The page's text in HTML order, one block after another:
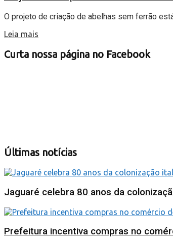
O projeto de criação de abelhas sem ferrão
Leia mais
Curta nossa página no Facebook
Últimas notícias
Jaguaré celebra 80 anos da
Prefeitura incentiva compras no